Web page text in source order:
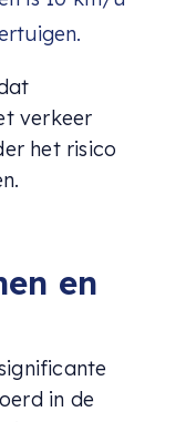
verkeer
het risico
en
in de